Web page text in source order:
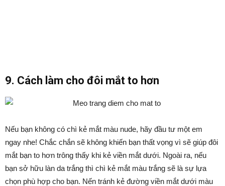
9. Cách làm cho đôi mắt to hơn
Nếu bạn không có chì kẻ mắt màu nude, hãy đầu tư một em
ngay nhe! Chắc chắn sẽ không khiến bạn thất vọng vì sẽ giúp đôi
mắt bạn to hơn trông thấy khi kẻ viền mắt dưới. Ngoài ra, nếu
bạn sở hữu làn da trắng thì chì kẻ mắt màu trắng sẽ là sự lựa
chọn phù hợp cho bạn. Nến tránh kẻ đường viền mắt dưới màu